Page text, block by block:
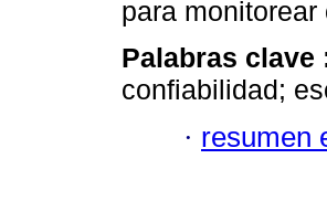
para
Palabras clave
confiabilidad;
· resumen